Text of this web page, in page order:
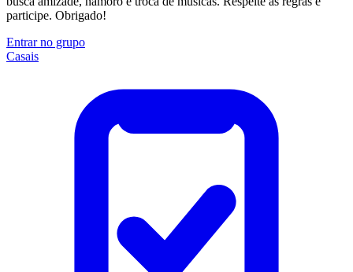
participe. Obrigado!
Entrar no grupo
Casais